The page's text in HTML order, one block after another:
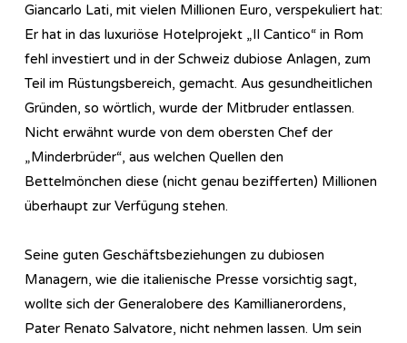
Giancarlo Lati, mit vielen Millionen Euro, verspekuliert hat:
Er hat in das luxuriöse Hotelprojekt „Il Cantico“ in Rom
fehl investiert und in der Schweiz dubiose Anlagen, zum
Teil im Rüstungsbereich, gemacht. Aus gesundheitlichen
Gründen, so wörtlich, wurde der Mitbruder entlassen.
Nicht erwähnt wurde von dem obersten Chef der
„Minderbrüder“, aus welchen Quellen den
Bettelmönchen diese (nicht genau bezifferten) Millionen
überhaupt zur Verfügung stehen.
Seine guten Geschäftsbeziehungen zu dubiosen
Managern, wie die italienische Presse vorsichtig sagt,
wollte sich der Generalobere des Kamillianerordens,
Pater Renato Salvatore, nicht nehmen lassen. Um sein